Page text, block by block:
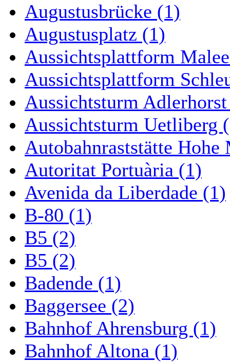
Augustusbrücke (1)
Augustusplatz (1)
Aussichtsplattform
Aussichtsplattform
Aussichtsturm
Aussichtsturm Uetliberg
Autobahnraststätte Hohe
Autoritat Portuària (1)
Avenida da Liberdade (1)
B-80 (1)
B5 (2)
B5 (2)
Badende (1)
Baggersee (2)
Bahnhof Ahrensburg (1)
Bahnhof Altona (1)